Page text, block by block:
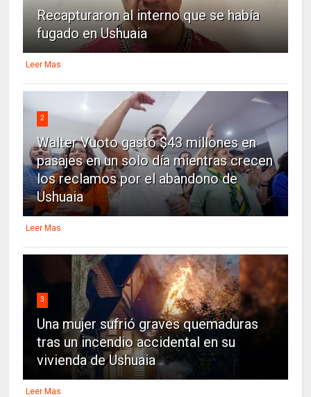
Recapturaron al interno que se había
fugado en Ushuaia
Leer Mas
2
Walter Vuoto gastó $43 millones en
pasajes en un solo día mientras crecen
los reclamos por el abandono de
Ushuaia
Leer Mas
3
Una mujer sufrió graves quemaduras
tras un incendio accidental en su
vivienda de Ushuaia
Leer Mas